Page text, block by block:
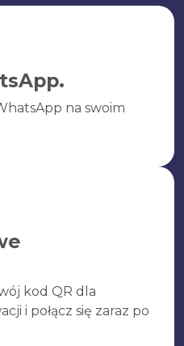
na swoim
kod QR dla
i połącz się zaraz po